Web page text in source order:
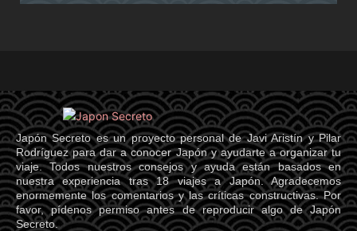
Japón Secreto es un proyecto personal de Javi Aristín y Pilar
Rodríguez para dar a conocer Japón y ayudarte a organizar tu
viaje. Todos nuestros consejos y ayuda están basados en
nuestra experiencia tras 18 viajes a Japón. Agradecemos
enormemente los comentarios y las críticas constructivas. Por
favor, pídenos permiso antes de reproducir algo de Japón
Secreto.